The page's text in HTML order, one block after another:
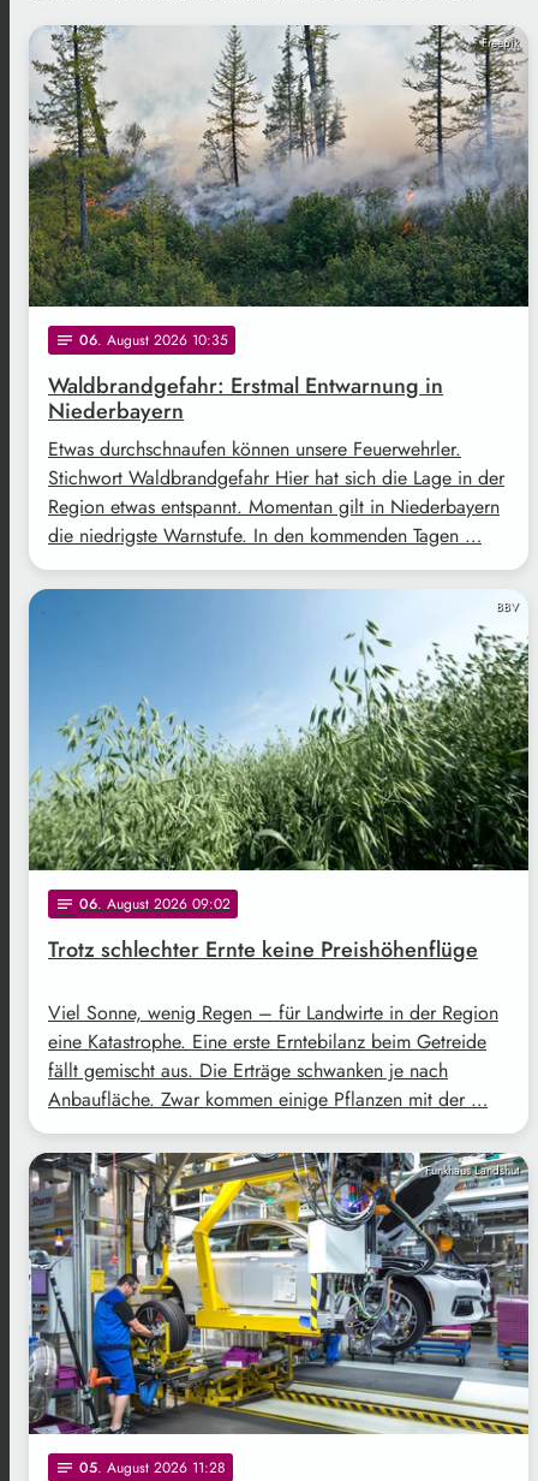
Freepik
notes 06. August 2026 10:35
Waldbrandgefahr: Erstmal Entwarnung in
Niederbayern
Etwas durchschnaufen können unsere Feuerwehrler.
Stichwort Waldbrandgefahr Hier hat sich die Lage in der
Region etwas entspannt. Momentan gilt in Niederbayern
die niedrigste Warnstufe. In den kommenden Tagen …
BBV
notes 06. August 2026 09:02
Trotz schlechter Ernte keine Preishöhenflüge
Viel Sonne, wenig Regen – für Landwirte in der Region
eine Katastrophe. Eine erste Erntebilanz beim Getreide
fällt gemischt aus. Die Erträge schwanken je nach
Anbaufläche. Zwar kommen einige Pflanzen mit der …
Funkhaus Landshut
notes 05. August 2026 11:28